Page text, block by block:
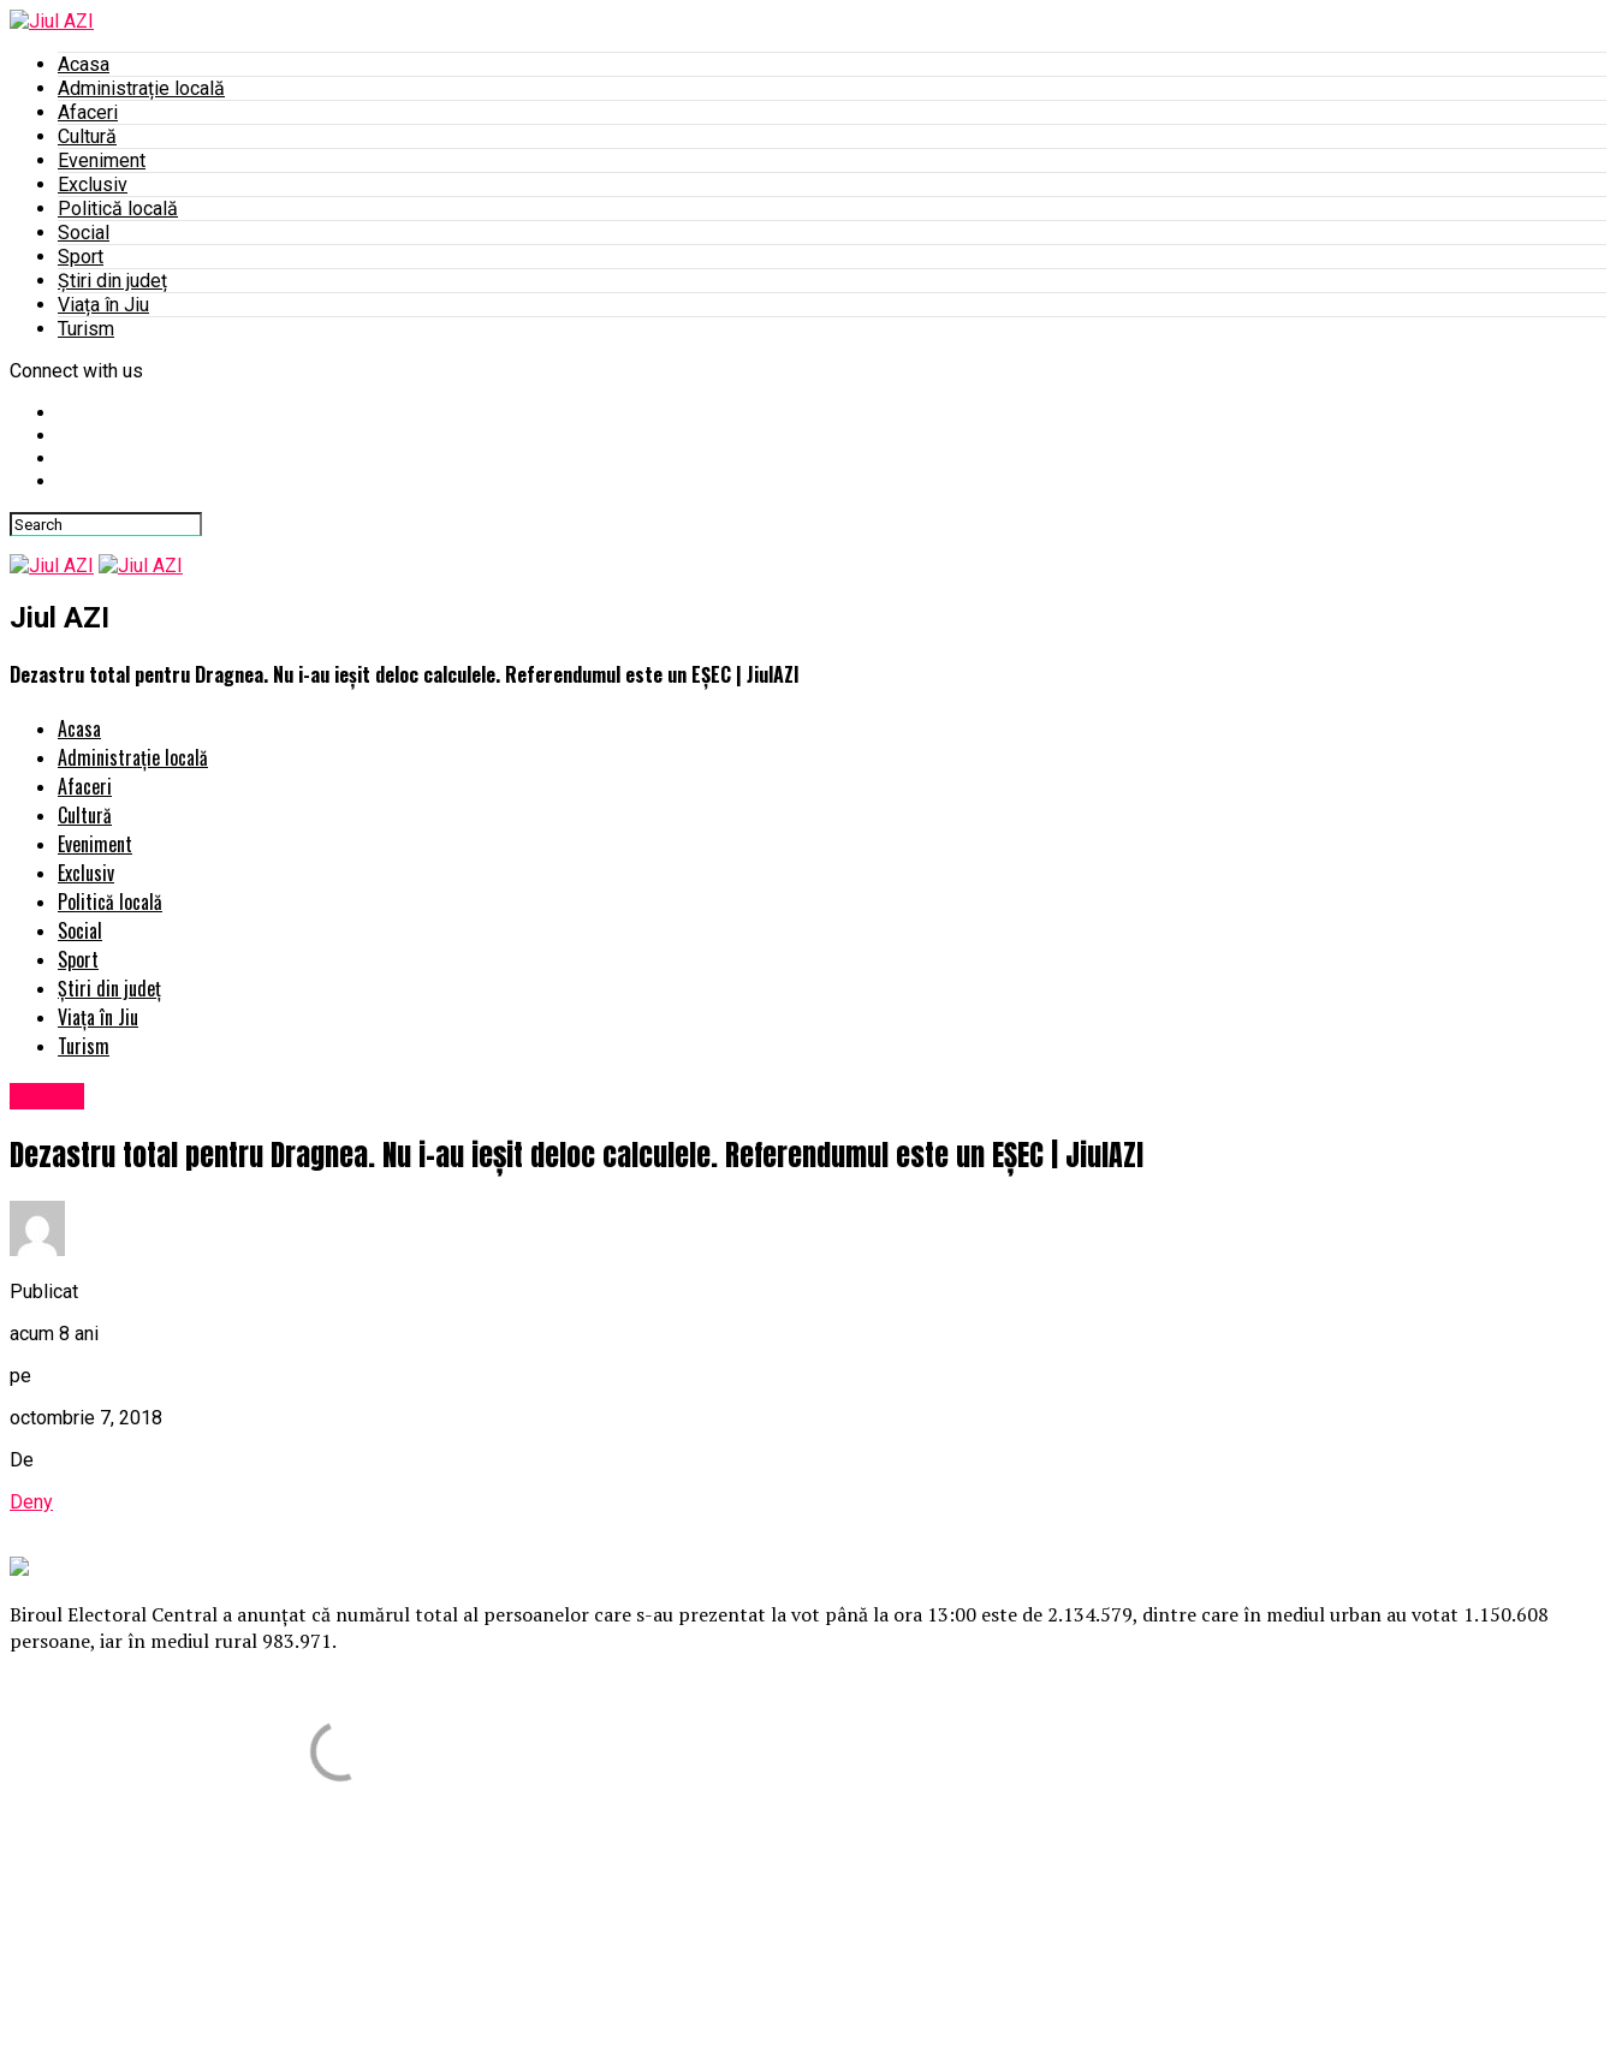
Acasa
Administrație locală
Afaceri
Cultură
Eveniment
Exclusiv
Politică locală
Social
Sport
Știri din județ
Viața în Jiu
Turism
Connect with us
Jiul AZI
Dezastru total pentru Dragnea. Nu i-au ieșit deloc calculele. Referendumul este un EȘEC | JiulAZI
Acasa
Administrație locală
Afaceri
Cultură
Eveniment
Exclusiv
Politică locală
Social
Sport
Știri din județ
Viața în Jiu
Turism
Dezastru total pentru Dragnea. Nu i-au ieșit deloc calculele. Referendumul este un EȘEC | JiulAZI
Publicat
acum 8 ani
pe
octombrie 7, 2018
De
Deny
Biroul Electoral Central a anunţat că numărul total al persoanelor care s-au prezentat la vot până la ora 13:00 este de 2.134.579, dintre care în mediul urban au votat 1.150.608
persoane, iar în mediul rural 983.971.